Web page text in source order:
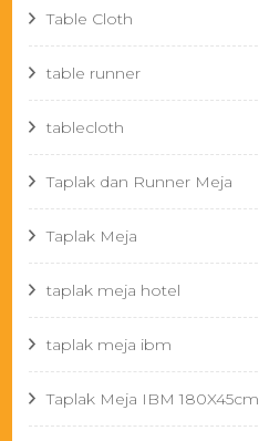
Table Cloth
table runner
tablecloth
Taplak dan Runner Meja
Taplak Meja
taplak meja hotel
taplak meja ibm
Taplak Meja IBM 180X45cm